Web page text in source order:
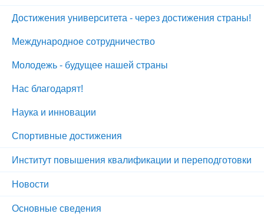
Достижения университета - через достижения страны!
Международное сотрудничество
Молодежь - будущее нашей страны
Нас благодарят!
Наука и инновации
Спортивные достижения
Институт повышения квалификации и переподготовки
Новости
Основные сведения